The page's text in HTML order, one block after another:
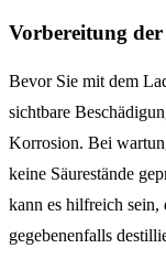
Vorbereitung
Bevor Sie mit dem
sichtbare
Korrosion. Bei
keine Säurestände
kann es hilfreich sein,
gegebenenfalls